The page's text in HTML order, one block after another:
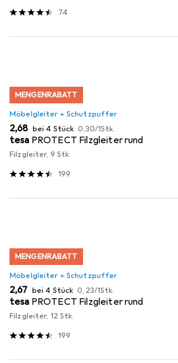
74
MENGENRABATT
Möbelgleiter + Schutzpuffer
EUR
2,68 bei 4 Stück EUR
0,30/1Stk.
tesa PROTECT Filzgleiter rund
Filzgleiter, 9 Stk.
199
MENGENRABATT
Möbelgleiter + Schutzpuffer
EUR
2,67 bei 4 Stück EUR
0,23/1Stk.
tesa PROTECT Filzgleiter rund
Filzgleiter, 12 Stk.
199